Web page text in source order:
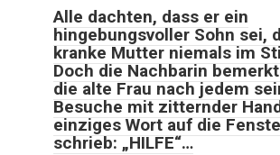
Alle dachten, dass er ein
hingebungsvoller Sohn sei,
kranke Mutter niemals im
Doch die Nachbarin
die alte Frau nach jedem
Besuche mit zitternder
einziges Wort auf die
schrieb: „HILFE“…